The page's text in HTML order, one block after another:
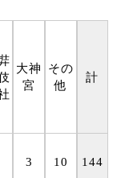
大神
宮
3
その
他
10
計
144